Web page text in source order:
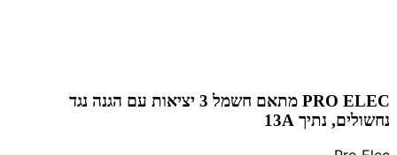
PRO ELEC מתאם חשמל 3 יציאות עם הגנה נגד
נחשולים, נתיך 13A